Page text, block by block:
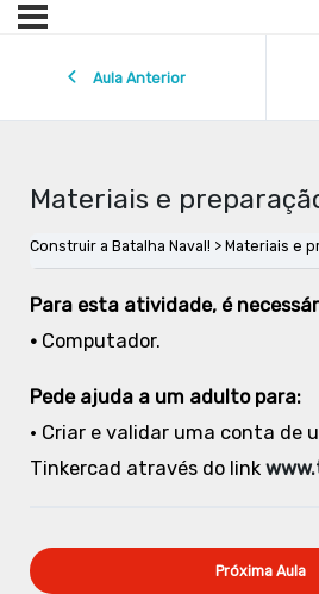
Aula Anterior
Materiais e
Construir a Batalha Naval! Materiais e
Para esta atividade, é
•Computador.
Pede ajuda a um adulto para:
• Criar e validar uma conta de
Tinkercad através do link
Próxima Aula